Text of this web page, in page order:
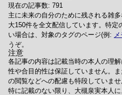
現在の記事数: 791
主に未来の自分のために残される雑多
大150件を全文配信しています。特定
い場合は、対象のタグのページ(例: メ
うぞ。
注意
各記事の内容は記載当時の本人の理
性や合目的性は保証していません。
の閲覧などへの配慮も特段していませ
特に記載のない限り、大槻泉実本人